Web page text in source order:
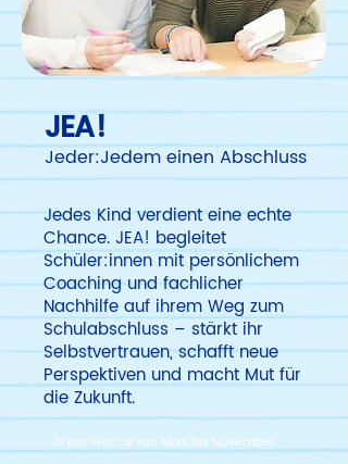
JEA!
Jeder:Jedem einen Abschluss
Jedes Kind verdient eine echte
Chance. JEA! begleitet
Schüler:innen mit persönlichem
Coaching und fachlicher
Nachhilfe auf ihrem Weg zum
Schulabschluss – stärkt ihr
Selbstvertrauen, schafft neue
Perspektiven und macht Mut für
die Zukunft.
1x pro Woche von März bis November